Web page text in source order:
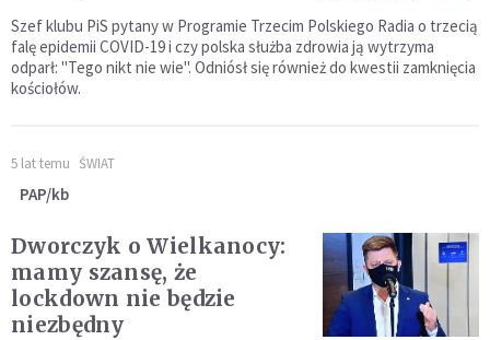
Szef klubu PiS pytany w Programie Trzecim Polskiego Radia o trzecią
falę epidemii COVID-19 i czy polska służba zdrowia ją wytrzyma
odparł: "Tego nikt nie wie". Odniósł się również do kwestii zamknięcia
kościołów.
5 lat temu ŚWIAT
PAP/kb
Dworczyk o Wielkanocy:
mamy szansę, że
lockdown nie będzie
niezbędny